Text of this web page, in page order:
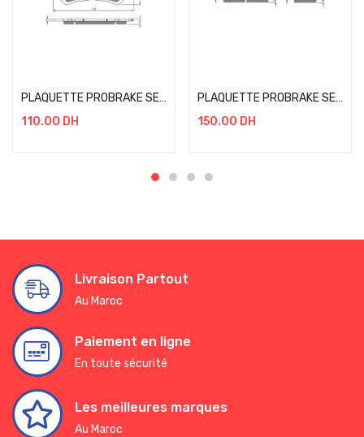
PLAQUETTE PROBRAKE SEMI METAL 257
110.00 DH
PLAQUETTE PROBRAKE SEMI METAL 246
150.00 DH
Livraison Partout
Au Maroc
Paiement en ligne
En toute sécurité
Les meilleures marques
Au Maroc